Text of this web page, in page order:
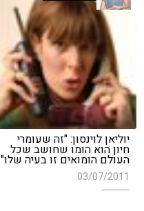
יוליאן לוינסון: "זה שעומרי
חיון הוא הומו שחושב שכל
העולם הומואים זו בעיה שלו"
03/07/2011